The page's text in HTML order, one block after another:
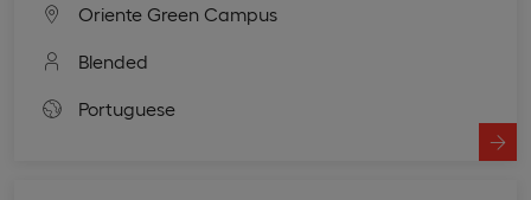
Oriente Green Campus
Blended
Portuguese